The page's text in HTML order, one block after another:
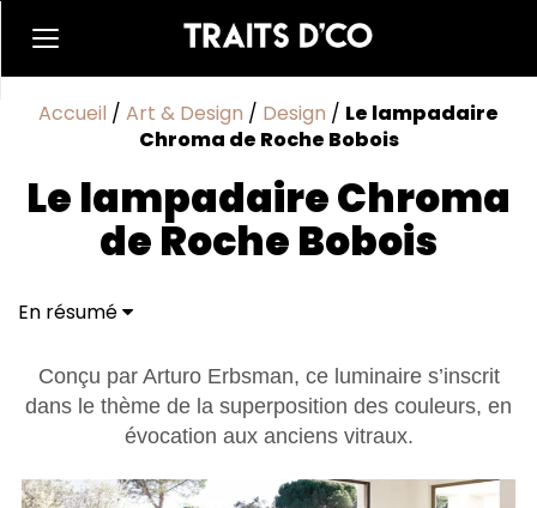
Accueil / Art & Design / Design / Le lampadaire
Chroma de Roche Bobois
Le lampadaire Chroma
de Roche Bobois
En résumé
Conçu par Arturo Erbsman, ce luminaire s’inscrit
dans le thème de la superposition des couleurs, en
évocation aux anciens vitraux.